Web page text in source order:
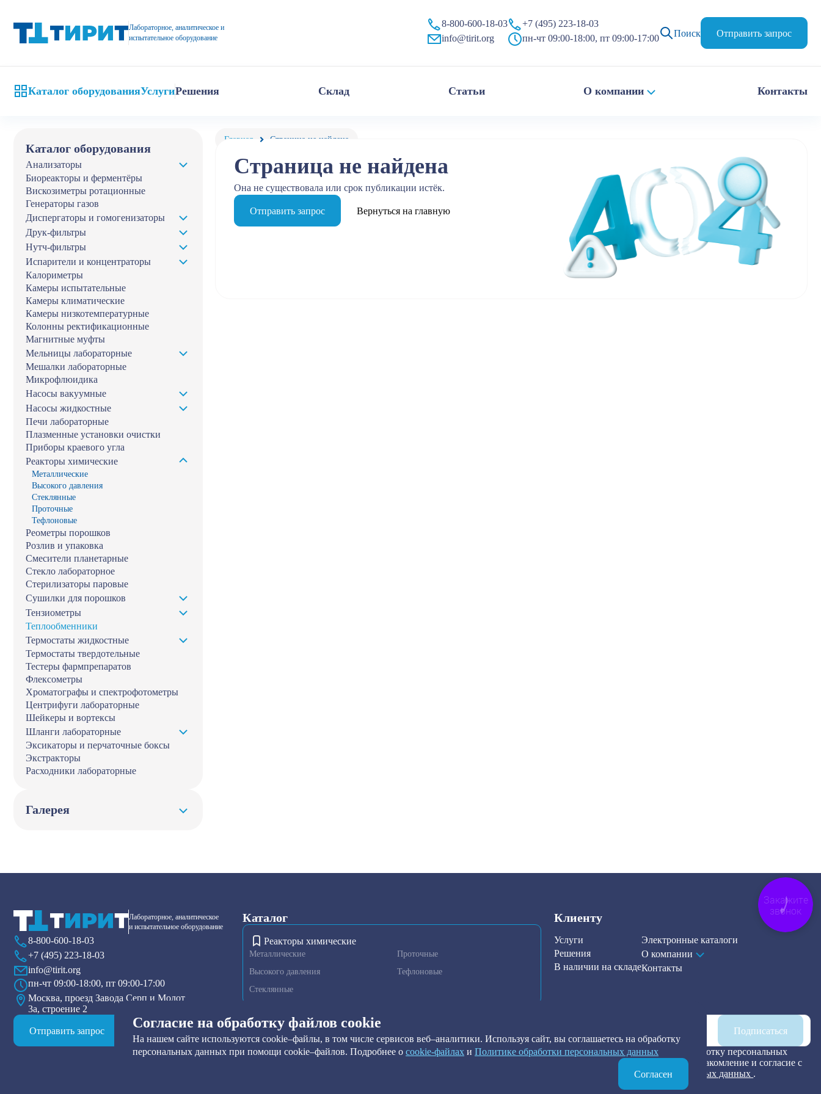
Лабораторное, аналитическое и
испытательное оборудование
8-800-600-18-03
info@tirit.org
+7 (495) 223-18-03
пн-чт 09:00-18:00, пт 09:00-17:00
Поиск Отправить запрос
Каталог оборудованияУслугиРешения Склад Статьи О компании Контакты
Каталог оборудования
Анализаторы
Биореакторы и ферментёры
Вискозиметры ротационные
Генераторы газов
Диспергаторы и гомогенизаторы
Друк-фильтры
Нутч-фильтры
Испарители и концентраторы
Калориметры
Камеры испытательные
Камеры климатические
Камеры низкотемпературные
Колонны ректификационные
Магнитные муфты
Мельницы лабораторные
Мешалки лабораторные
Микрофлюидика
Насосы вакуумные
Насосы жидкостные
Печи лабораторные
Плазменные установки очистки
Приборы краевого угла
Реакторы химические
Металлические
Высокого давления
Стеклянные
Проточные
Тефлоновые
Реометры порошков
Розлив и упаковка
Смесители планетарные
Стекло лабораторное
Стерилизаторы паровые
Сушилки для порошков
Тензиометры
Теплообменники
Термостаты жидкостные
Термостаты твердотельные
Тестеры фармпрепаратов
Флексометры
Хроматографы и спектрофотометры
Центрифуги лабораторные
Шейкеры и вортексы
Шланги лабораторные
Эксикаторы и перчаточные боксы
Экстракторы
Расходники лабораторные
Галерея
Главная Страница не найдена
Страница не найдена
Она не существовала или срок публикации истёк.
Отправить запрос Вернуться на главную
Согласие на обработку файлов cookie
На нашем сайте используются cookie–файлы, в том числе сервисов веб–аналитики. Используя сайт, вы соглашаетесь на обработку
персональных данных при помощи cookie–файлов. Подробнее о сookie-файлах и Политике обработки персональных данных
Согласен
Лабораторное, аналитическое
и испытательное оборудование
8-800-600-18-03
+7 (495) 223-18-03
info@tirit.org
пн-чт 09:00-18:00, пт 09:00-17:00
Москва, проезд Завода Серп и Молот
3а, строение 2
Отправить запрос
Каталог
Реакторы химические
Металлические
Высокого давления
Стеклянные
Проточные
Тефлоновые
Плазменные установки очистки
Тензиометры
Друк-фильтры
Клиенту
Услуги
Решения
В наличии на складе
Электронные каталоги
О компании
Контакты
Подписаться
Я предоставляю согласие на обработку персональных
данных, а также подтверждаю ознакомление и согласие с
Политикой обработки персональных данных .
Закажите
звонок